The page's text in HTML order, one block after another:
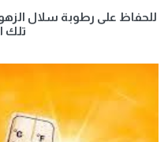
للحفاظ على رطوبة سلال
تلك